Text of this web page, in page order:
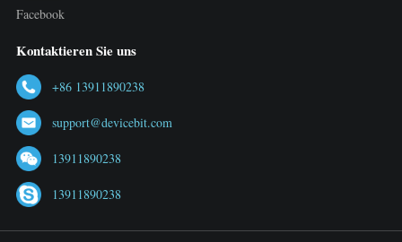
Facebook
Kontaktieren Sie uns
+86 13911890238
support@devicebit.com
13911890238
13911890238